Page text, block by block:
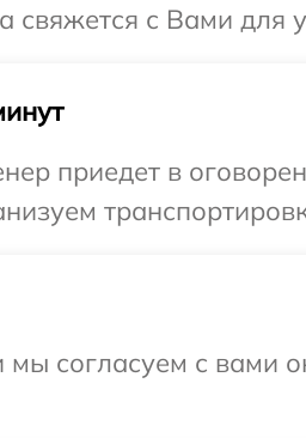
свяжется с Вами для
приедет в
согласуем с вами